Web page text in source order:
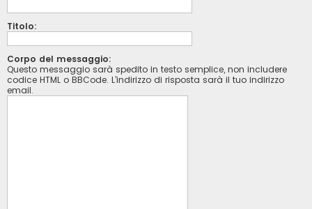
Titolo:
Corpo del messaggio:
Questo messaggio sarà spedito in testo semplice, non includere
codice HTML o BBCode. L’indirizzo di risposta sarà il tuo indirizzo
email.